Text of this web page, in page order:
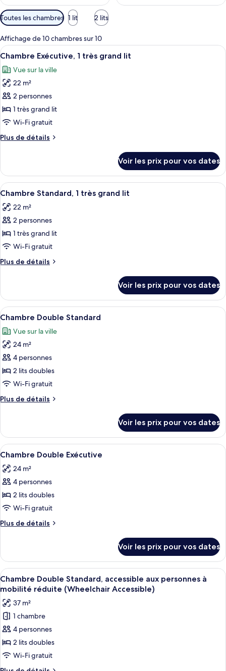
Filtres
disponibles
pour
les
chambres
Toutes les chambres 1 lit 2 lits
Affichage de 10 chambres sur 10
Afficher
toutes
les
photos
pour
ce
type
chambre :
très
grand
lit
Une chambre d’hôtel comprenant
9
Chambre Exécutive, 1 très grand lit
Vue sur la ville
22 m²
2 personnes
1 très grand lit
Wi-Fi gratuit
Plus de détails
Plus
le
type
de
Chambre
Exécutive,
très
grand
Voir les prix pour vos dates
Afficher
toutes
les
photos
pour
ce
type
de
Chambre
Standard,
1
très
grand
lit
Une chambre d’hôtel avec un
5
Chambre Standard, 1 très grand lit
22 m²
2 personnes
1 très grand lit
Wi-Fi gratuit
Plus de détails
Plus
le
type
de
Chambre
Standard,
très
grand
lit
Voir les prix pour vos dates
Afficher
toutes
les
photos
pour
ce
type
chambre :
Standard
Une chambre d’hôtel avec deux
5
Chambre Double Standard
Vue sur la ville
24 m²
4 personnes
2 lits doubles
Wi-Fi gratuit
Plus de détails
Plus
le
type
de
Chambre
Double
Voir les prix pour vos dates
Afficher
toutes
les
photos
pour
ce
type
de
Chambre
Double
Exécutive
Une chambre d’hôtel avec deux
6
Chambre Double Exécutive
24 m²
4 personnes
2 lits doubles
Wi-Fi gratuit
Plus de détails
Plus
le
type
de
chambre
Double
Exécutive
Voir les prix pour vos dates
Afficher
toutes
les
photos
pour
ce
type
de
chambre :
Une chambre d’hôtel avec deux
5
Chambre Double Standard, accessible aux personnes à
mobilité réduite (Wheelchair Accessible)
37 m²
1 chambre
4 personnes
2 lits doubles
Wi-Fi gratuit